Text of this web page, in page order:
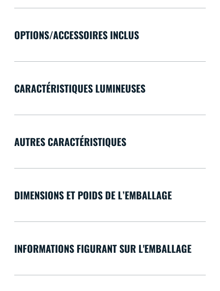
OPTIONS/ACCESSOIRES INCLUS
CARACTÉRISTIQUES LUMINEUSES
AUTRES CARACTÉRISTIQUES
DIMENSIONS ET POIDS DE L’EMBALLAGE
INFORMATIONS FIGURANT SUR L'EMBALLAGE